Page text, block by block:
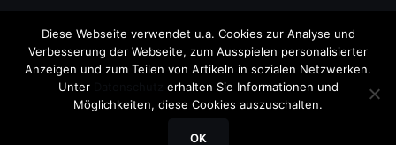
Copyright © 2026
TechFieber Blog
Diese Webseite verwendet u.a. Cookies zur Analyse und
Verbesserung der Webseite, zum Ausspielen personalisierter
Anzeigen und zum Teilen von Artikeln in sozialen Netzwerken.
Unter
erhalten Sie Informationen und
Möglichkeiten, diese Cookies auszuschalten.
OK